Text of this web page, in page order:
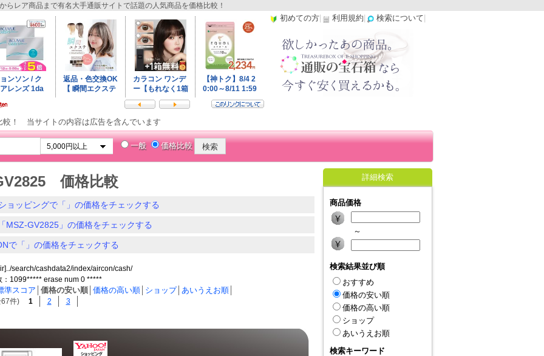
レア商品まで有名大手通販サイトで話題の人気商品を価格比較！
初めての方 利用規約 検索について
較！ 当サイトの内容は広告を含んでいます
一般 価格比較
価格比較
ョッピングで「」の価格をチェックする
MSZ-GV2825」の価格をチェックする
で「」の価格をチェックする
search/cashdata2/index/aircon/cash/
：1099***** erase num 0 *****
準スコア 価格の安い順 価格の高い順 ショップ│ あいうえお順
件) 1 2 3
詳細検索
商品価格
～
検索結果並び順
おすすめ
価格の安い順
価格の高い順
ショップ
あいうえお順
検索キーワード